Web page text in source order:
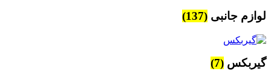
لوازم جانبی (137)
گیربکس (7)